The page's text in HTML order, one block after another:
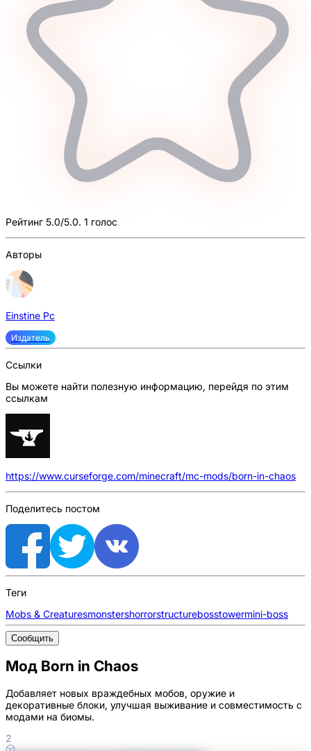
Рейтинг 5.0/5.0. 1 голос
Авторы
Einstine Pc
Издатель
Ссылки
Вы можете найти полезную информацию, перейдя по этим
ссылкам
https://www.curseforge.com/minecraft/mc-mods/born-in-chaos
Поделитесь постом
Теги
Mobs & Creaturesmonstershorrorstructurebosstowermini-boss
Сообщить
Мод Born in Chaos
Добавляет новых враждебных мобов, оружие и
декоративные блоки, улучшая выживание и совместимость с
модами на биомы.
2